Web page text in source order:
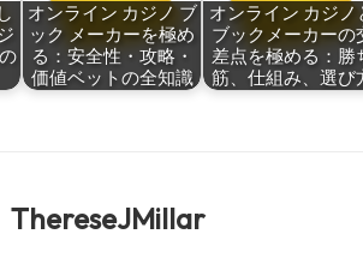
オンライン カジノ ブ
ック メーカーを極め
る：安全性・攻略・
価値ベットの全知識
オンライン カジノ
ブックメーカーの
差点を極める：勝
筋、仕組み、選び
ThereseJMillar